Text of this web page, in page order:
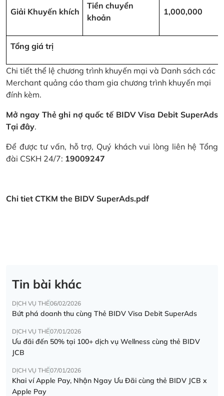
Giải Khuyến khích
Tiền chuyển
khoản
1,000,000
Tổng giá trị
Chi tiết thể lệ chương trình khuyến mại và Danh sách các
Merchant quảng cáo tham gia chương trình khuyến mại
đính kèm.
Mở ngay Thẻ ghi nợ quốc tế BIDV Visa Debit SuperAds
Tại đây.
Để được tư vấn, hỗ trợ, Quý khách vui lòng liên hệ Tổng
đài CSKH 24/7: 19009247
Chi tiet CTKM the BIDV SuperAds.pdf
Tin bài khác
DỊCH VỤ THẺ06/02/2026
Bứt phá doanh thu cùng Thẻ BIDV Visa Debit SuperAds
DỊCH VỤ THẺ07/01/2026
Ưu đãi đến 50% tại 100+ dịch vụ Wellness cùng thẻ BIDV
JCB
DỊCH VỤ THẺ07/01/2026
Khai ví Apple Pay, Nhận Ngay Ưu Đãi cùng thẻ BIDV JCB x
Apple Pay